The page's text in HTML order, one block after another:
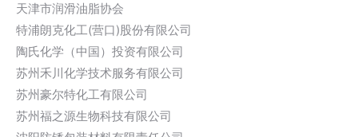
天津市润滑油脂协会
特浦朗克化工(营口)股份有限公司
陶氏化学（中国）投资有限公司
苏州禾川化学技术服务有限公司
苏州豪尔特化工有限公司
苏州福之源生物科技有限公司